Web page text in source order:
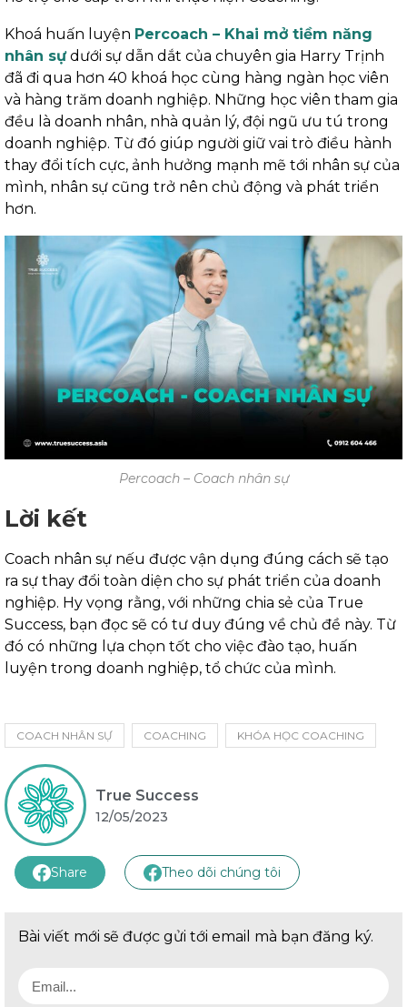
Khoá huấn luyện Percoach – Khai mở tiềm năng
nhân sựdưới sự dẫn dắt của chuyên gia Harry Trịnh
đã đi qua hơn 40 khoá học cùng hàng ngàn học viên
và hàng trăm doanh nghiệp. Những học viên tham gia
đều là doanh nhân, nhà quản lý, đội ngũ ưu tú trong
doanh nghiệp. Từ đó giúp người giữ vai trò điều hành
thay đổi tích cực, ảnh hưởng mạnh mẽ tới nhân sự của
mình, nhân sự cũng trở nên chủ động và phát triển
hơn.
Percoach – Coach nhân sự
Lời kết
Coach nhân sự nếu được vận dụng đúng cách sẽ tạo
ra sự thay đổi toàn diện cho sự phát triển của doanh
nghiệp. Hy vọng rằng, với những chia sẻ của True
Success, bạn đọc sẽ có tư duy đúng về chủ đề này. Từ
đó có những lựa chọn tốt cho việc đào tạo, huấn
luyện trong doanh nghiệp, tổ chức của mình.
COACH NHÂN SỰ COACHING KHÓA HỌC COACHING
True Success
12/05/2023
Share Theo dõi chúng tôi
Bài viết mới sẽ được gửi tới email mà bạn đăng ký.